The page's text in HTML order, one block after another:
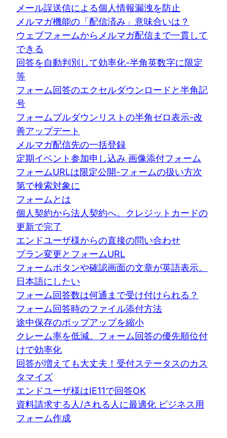
メール誤送信による個人情報漏洩を防止
メルマガ機能の「配信済み」意味合いは？
ウェブフォームからメルマガ配信まで一貫して
できる
回答を自動判別して効率化-半角英数字に限定
等
フォーム回答のエクセルダウンロードと半角記
号
フォームプルダウンリストの半角ゼロ表示-改
善アップデート
メルマガ配信先の一括登録
定期イベント参加申し込み 画像添付フォーム
フォームURLは限定公開-フォームの扱い方次
第で検索対象に
フォームとは
個人契約から法人契約へ。クレジットカードの
更新で完了
エンドユーザ様からの直接の問い合わせ
プラン変更とフォームURL
フォームボタンや確認画面の文章が英語表示。
日本語にしたい
フォーム回答数は何通まで受け付けられる？
フォーム回答時のファイル添付方法
途中保存のポップアップを縮小
クレーム率を低減。フォーム回答の優先順位付
けで効率化
回答が増えても大丈夫！受付ステータスのカス
タマイズ
エンドユーザ様はIE11で回答OK
資料請求する人/される人に最適化 ビジネス用
フォーム作成